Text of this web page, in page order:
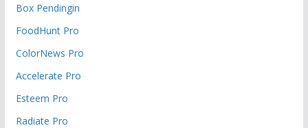
Box Pendingin
FoodHunt Pro
ColorNews Pro
Accelerate Pro
Esteem Pro
Radiate Pro